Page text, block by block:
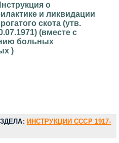
о
и ликвидации
скота (утв.
(вместе с
больных
)
ИНСТРУКЦИИ СССР 1917-